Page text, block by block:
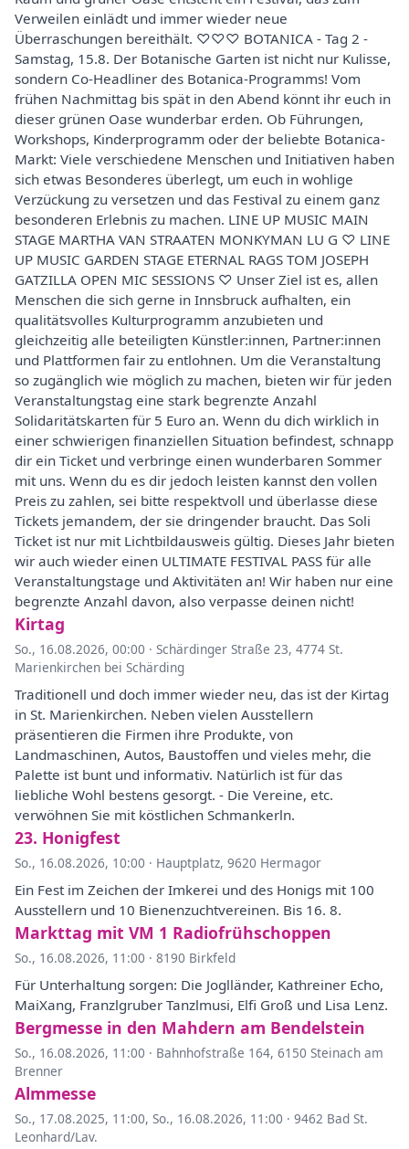
Verweilen einlädt und immer wieder neue
Überraschungen bereithält. ♡♡♡ BOTANICA - Tag 2 -
Samstag, 15.8. Der Botanische Garten ist nicht nur Kulisse,
sondern Co-Headliner des Botanica-Programms! Vom
frühen Nachmittag bis spät in den Abend könnt ihr euch in
dieser grünen Oase wunderbar erden. Ob Führungen,
Workshops, Kinderprogramm oder der beliebte Botanica-
Markt: Viele verschiedene Menschen und Initiativen haben
sich etwas Besonderes überlegt, um euch in wohlige
Verzückung zu versetzen und das Festival zu einem ganz
besonderen Erlebnis zu machen. LINE UP MUSIC MAIN
STAGE MARTHA VAN STRAATEN MONKYMAN LU G ♡ LINE
UP MUSIC GARDEN STAGE ETERNAL RAGS TOM JOSEPH
GATZILLA OPEN MIC SESSIONS ♡ Unser Ziel ist es, allen
Menschen die sich gerne in Innsbruck aufhalten, ein
qualitätsvolles Kulturprogramm anzubieten und
gleichzeitig alle beteiligten Künstler:innen, Partner:innen
und Plattformen fair zu entlohnen. Um die Veranstaltung
so zugänglich wie möglich zu machen, bieten wir für jeden
Veranstaltungstag eine stark begrenzte Anzahl
Solidaritätskarten für 5 Euro an. Wenn du dich wirklich in
einer schwierigen finanziellen Situation befindest, schnapp
dir ein Ticket und verbringe einen wunderbaren Sommer
mit uns. Wenn du es dir jedoch leisten kannst den vollen
Preis zu zahlen, sei bitte respektvoll und überlasse diese
Tickets jemandem, der sie dringender braucht. Das Soli
Ticket ist nur mit Lichtbildausweis gültig. Dieses Jahr bieten
wir auch wieder einen ULTIMATE FESTIVAL PASS für alle
Veranstaltungstage und Aktivitäten an! Wir haben nur eine
begrenzte Anzahl davon, also verpasse deinen nicht!
Kirtag
So., 16.08.2026, 00:00 · Schärdinger Straße 23, 4774 St.
Marienkirchen bei Schärding
Traditionell und doch immer wieder neu, das ist der Kirtag
in St. Marienkirchen. Neben vielen Ausstellern
präsentieren die Firmen ihre Produkte, von
Landmaschinen, Autos, Baustoffen und vieles mehr, die
Palette ist bunt und informativ. Natürlich ist für das
liebliche Wohl bestens gesorgt. - Die Vereine, etc.
verwöhnen Sie mit köstlichen Schmankerln.
23. Honigfest
So., 16.08.2026, 10:00 · Hauptplatz, 9620 Hermagor
Ein Fest im Zeichen der Imkerei und des Honigs mit 100
Ausstellern und 10 Bienenzuchtvereinen. Bis 16. 8.
Markttag mit VM 1 Radiofrühschoppen
So., 16.08.2026, 11:00 · 8190 Birkfeld
Für Unterhaltung sorgen: Die Joglländer, Kathreiner Echo,
MaiXang, Franzlgruber Tanzlmusi, Elfi Groß und Lisa Lenz.
Bergmesse in den Mahdern am Bendelstein
So., 16.08.2026, 11:00 · Bahnhofstraße 164, 6150 Steinach am
Brenner
Almmesse
So., 17.08.2025, 11:00, So., 16.08.2026, 11:00 · 9462 Bad St.
Leonhard/Lav.